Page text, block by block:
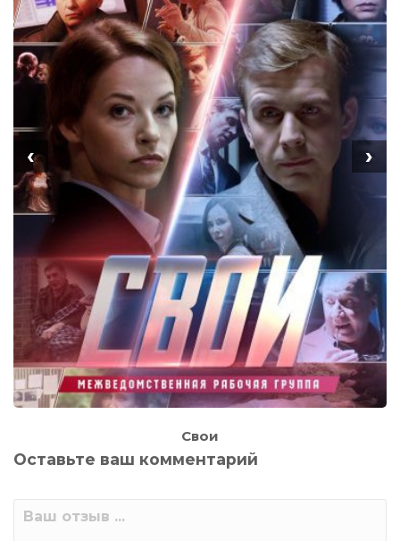
Свои
‹ ›
Оставьте ваш комментарий